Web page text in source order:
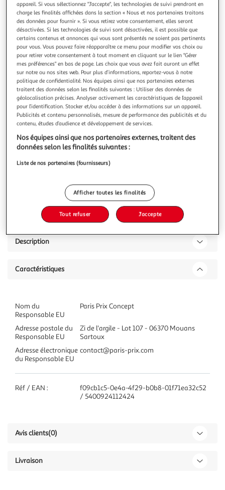
J-LINE
Vase déco chad 70cm naturel
Informations Techniques : Dimensions : D. 51 x H. 70 cm
Matière : Papier Spécificités : Tendance & Pratique Vase
design Poids : 6,42 kg Couleur : Naturel
En savoir +
Vendu par Paris Prix
Livraison dès 1/2 semaines
8,99€
Plus d'options
Description
Caractéristiques
Nom du
Responsable EU
Paris Prix Concept
Adresse postale du
Responsable EU
Zi de l'argile - Lot 107 - 06370 Mouans
Sartoux
Adresse électronique
du Responsable EU
contact@paris-prix.com
Réf / EAN :
f09cb1c5-0e4a-4f29-b0b8-01f71ea32c52
/ 5400924112424
Avis clients(0)
Livraison
appareil. Si vous sélectionnez "J'accepte", les technologies de suivi prendront en
charge les finalités affichées dans la section « Nous et nos partenaires traitons
des données pour fournir ». Si vous retirez votre consentement, elles seront
désactivées. Si les technologies de suivi sont désactivées, il est possible que
certains contenus et annonces qui vous sont présentés ne soient pas pertinents
pour vous. Vous pouvez faire réapparaître ce menu pour modifier vos choix ou
pour retirer votre consentement à tout moment en cliquant sur le lien "Gérer
mes préférences" en bas de page. Les choix que vous avez fait auront un effet
sur notre ou nos sites web. Pour plus d’informations, reportez-vous à notre
politique de confidentialité. Nos équipes ainsi que nos partenaires externes
traitent des données selon les finalités suivantes : Utiliser des données de
géolocalisation précises. Analyser activement les caractéristiques de l’appareil
pour l’identification. Stocker et/ou accéder à des informations sur un appareil.
Publicités et contenu personnalisés, mesure de performance des publicités et du
contenu, études d’audience et développement de services.
Nos équipes ainsi que nos partenaires externes, traitent des
données selon les finalités suivantes :
Liste de nos partenaires (fournisseurs)
Afficher toutes les finalités
Tout refuser J'accepte